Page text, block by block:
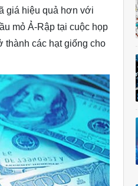
giá hiệu quả hơn với
mỏ Ả-Rập tại cuộc họp
thành các hạt giống cho